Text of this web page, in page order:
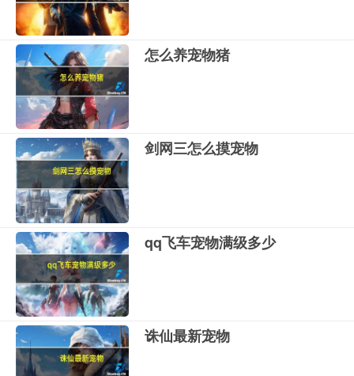
怎么养宠物猪
剑网三怎么摸宠物
qq飞车宠物满级多少
诛仙最新宠物